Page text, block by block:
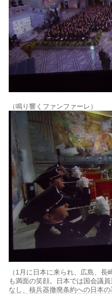
（鳴り響くファンファーレ）
（1月に日本に来られ、広島、
も満面の笑顔。日本では国会議
なし、核兵器撤廃条約への日本の